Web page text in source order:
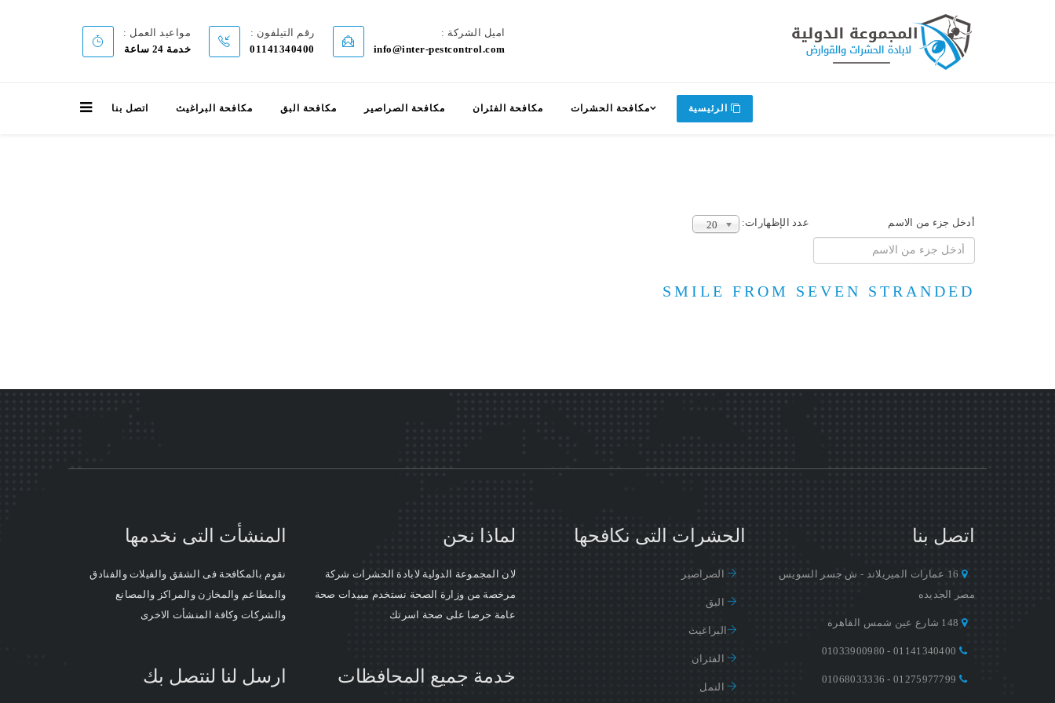
مواعيد العمل :
خدمة 24 ساعة
رقم التيلفون :
01141340400
اميل الشركة :
info@inter-pestcontrol.com
الرئيسية مكافحة الحشرات مكافحة الفئران مكافحة الصراصير مكافحة البق مكافحة البراغيث اتصل بنا
أدخل جزء من الاسم عدد الإظهارات: 20
SMILE FROM SEVEN STRANDED
اتصل بنا
16 عمارات الميريلاند - ش جسر السويس
مصر الجديده
الحشرات التى نكافحها
الصراصير
البق
البراغيث
الفئران
النمل
لماذا نحن
لان المجموعة الدولية لابادة الحشرات شركة
مرخصة من وزارة الصحة نستخدم مبيدات صحة
عامة حرصا على صحة اسرتك
خدمة جميع المحافظات
المنشأت التى نخدمها
نقوم بالمكافحة فى الشقق والفيلات والفنادق
والمطاعم والمخازن والمراكز والمصانع
والشركات وكافة المنشأت الاخرى
ارسل لنا لنتصل بك